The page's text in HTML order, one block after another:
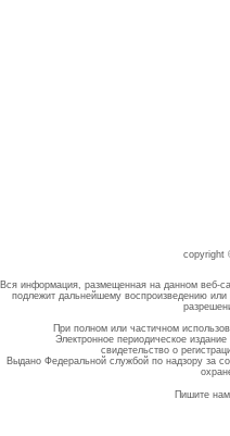
copyright
Вся информация, размещенная на данном веб-
подлежит дальнейшему воспроизведению
При полном или частичном
Электронное периодическое
свидетельство о
Выдано Федеральной службой по надзору за
Пишите